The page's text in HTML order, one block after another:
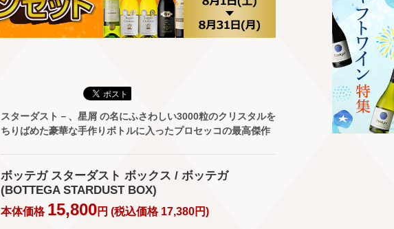
スターダスト－、星屑 の名にふさわしい3000粒のクリスタルを
ちりばめた豪華な手作りボトルに入ったプロセッコの最高傑作
ボッテガ スターダスト ボックス / ボッテガ
(BOTTEGA STARDUST BOX)
本体価格 15,800円 (税込価格 17,380円)